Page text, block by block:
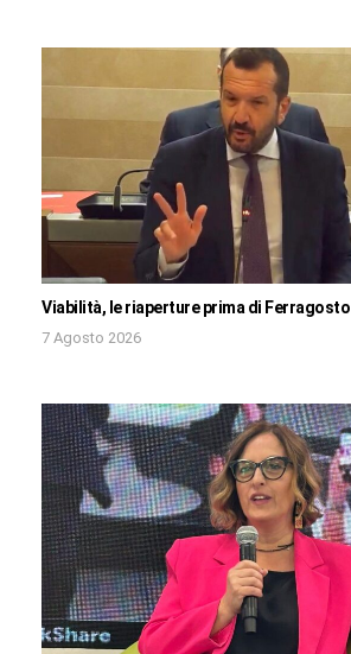
Viabilità, le riaperture prima di Ferragosto
7 Agosto 2026